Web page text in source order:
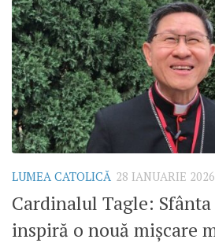
LUMEA CATOLICĂ 28 IANUARIE 2026
Cardinalul Tagle:
inspiră o nouă mișcare